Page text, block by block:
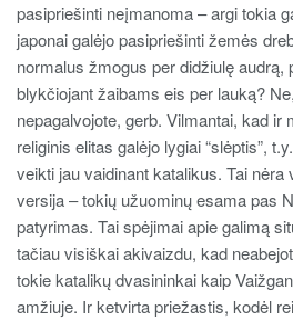
pasipriešinti neįmanoma – argi tokia
japonai galėjo pasipriešinti žemės
normalus žmogus per didžiulę audrą,
blykčiojant žaibams eis per lauką?
nepagalvojote, gerb. Vilmantai, kad ir
religinis elitas galėjo lygiai “slėptis”,
veikti jau vaidinant katalikus. Tai
versija – tokių užuominų esama pas
patyrimas. Tai spėjimai apie galimą
tačiau visiškai akivaizdu, kad
tokie katalikų dvasininkai kaip
amžiuje. Ir ketvirta priežastis, kodėl